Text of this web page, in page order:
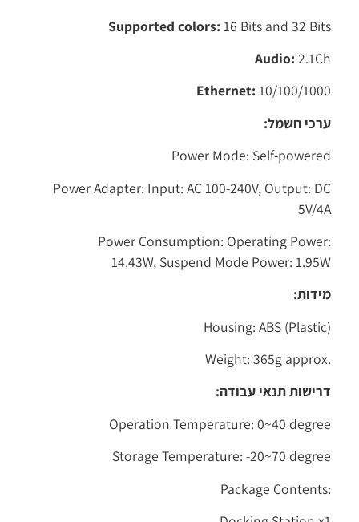
Supported colors: 16 Bits and 32 Bits
Audio: 2.1Ch
Ethernet: 10/100/1000
ערכי חשמל:
Power Mode: Self-powered
Power Adapter: Input: AC 100-240V, Output: DC
5V/4A
Power Consumption: Operating Power:
14.43W, Suspend Mode Power: 1.95W
מידות:
Housing: ABS (Plastic)
Weight: 365g approx.
דרישות תנאי עבודה:
Operation Temperature: 0~40 degree
Storage Temperature: -20~70 degree
Package Contents: